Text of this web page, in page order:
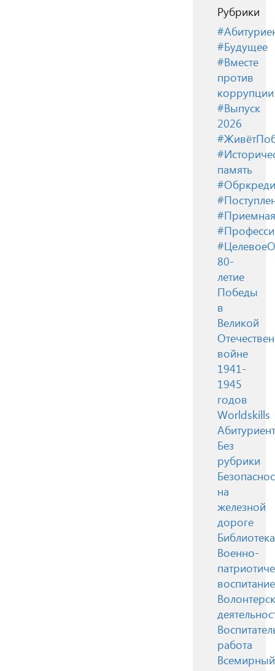
Рубрики
#Будущее
#Вместе
против
#Выпуск
2026
память
80-
летие
Победы
в
Великой
войне
1941-
1945
годов
Worldskills
Без
рубрики
на
железной
дороге
Библиотека
Военно-
воспитание
работа
Всемирный